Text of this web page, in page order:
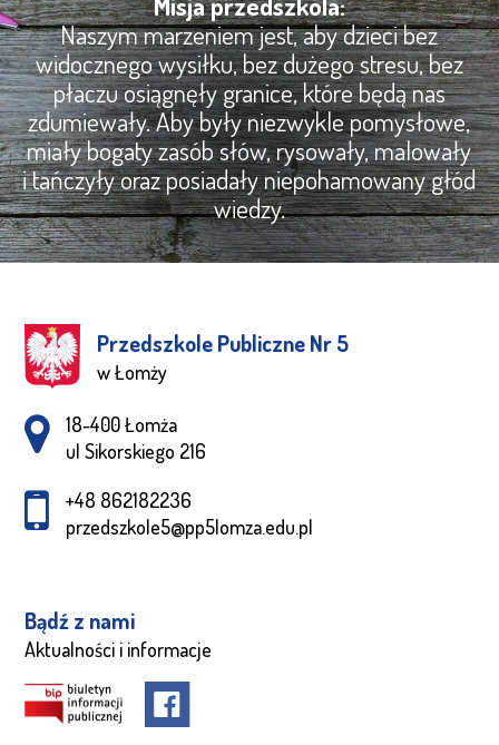
Naszym marzeniem jest, aby dzieci bez
widocznego wysiłku, bez dużego stresu, bez
płaczu osiągnęły granice, które będą nas
zdumiewały. Aby były niezwykle pomysłowe,
miały bogaty zasób słów, rysowały, malowały
i tańczyły oraz posiadały niepohamowany głód
wiedzy.
Przedszkole Publiczne Nr 5
w Łomży
Adres pocztowy:
18-400 Łomża
ul Sikorskiego 216
+48 862182236
przedszkole5@pp5lomza.edu.pl
Bądź z nami
Aktualności i informacje